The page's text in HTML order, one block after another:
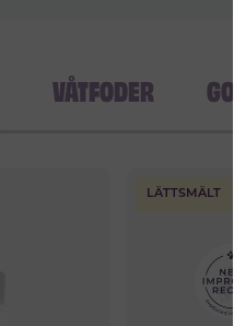
VÅTFODER
LÄTTSMÄLT